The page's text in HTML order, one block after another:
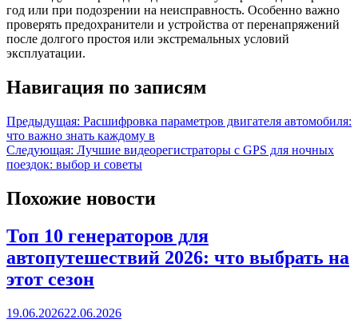
год или при подозрении на неисправность. Особенно важно
проверять предохранители и устройства от перенапряжений
после долгого простоя или экстремальных условий
эксплуатации.
Навигация по записям
Предыдущая: Расшифровка параметров двигателя автомобиля:
что важно знать каждому в
Следующая: Лучшие видеорегистраторы с GPS для ночных
поездок: выбор и советы
Похожие новости
Топ 10 генераторов для
автопутешествий 2026: что выбрать на
этот сезон
19.06.202622.06.2026